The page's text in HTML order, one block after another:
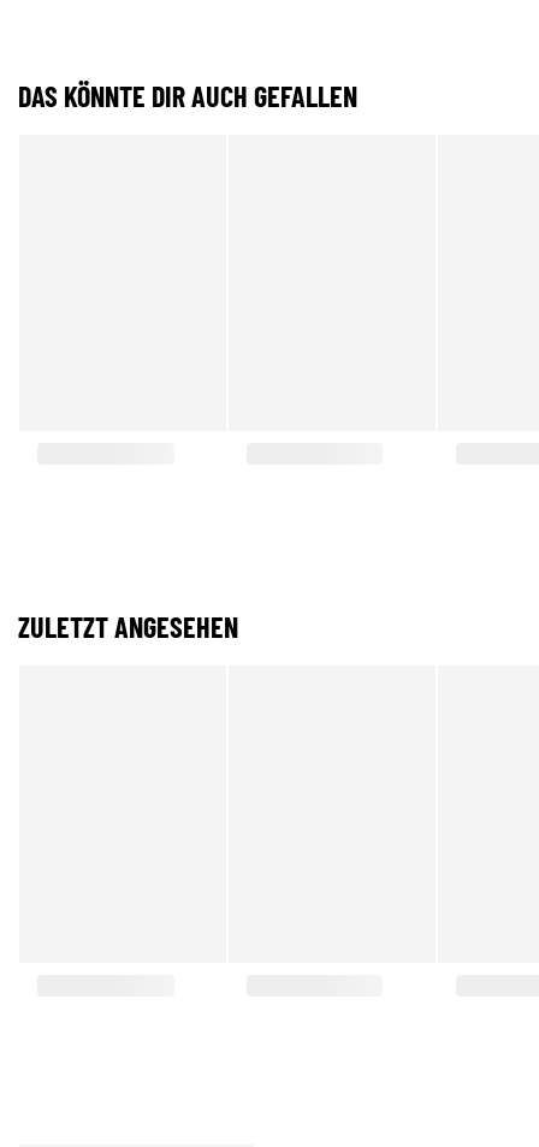
DAS KÖNNTE DIR AUCH GEFALLEN
ZULETZT ANGESEHEN